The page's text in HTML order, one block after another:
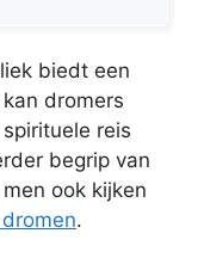
biedt een
dromers
reis
begrip van
ook kijken
.